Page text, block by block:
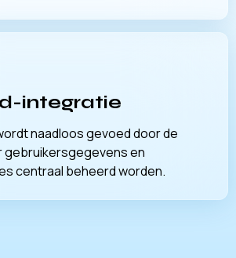
integratie
naadloos gevoed door de
gebruikersgegevens en
centraal beheerd worden.